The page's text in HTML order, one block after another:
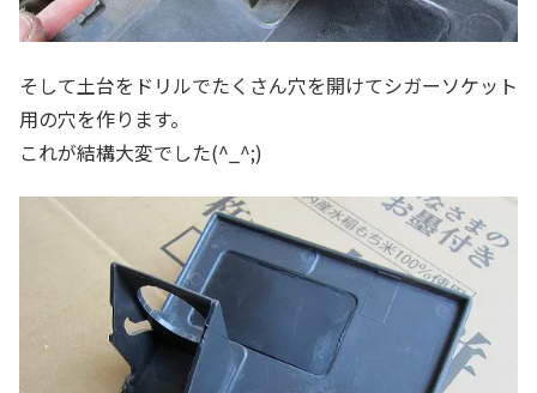
そして土台をドリルでたくさん穴を開けてシガーソケット
用の穴を作ります。
これが結構大変でした(^_^;)